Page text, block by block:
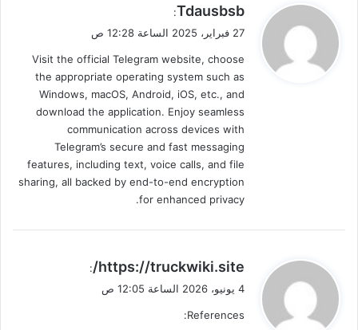
ي
ق
ل
Tdausbsb
:
27 فبراير، 2025 الساعة 12:28 ص
Visit the official Telegram website, choose
the appropriate operating system such as
Windows, macOS, Android, iOS, etc., and
download the application. Enjoy seamless
communication across devices with
Telegram’s secure and fast messaging
features, including text, voice calls, and file
sharing, all backed by end-to-end encryption
for enhanced privacy.
ي
ق
ل
https://truckwiki.site/
:
4 يونيو، 2026 الساعة 12:05 ص
References: